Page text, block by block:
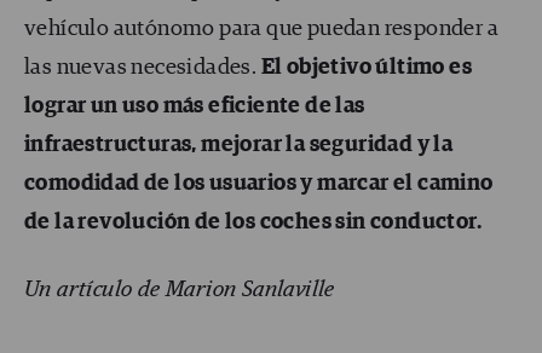
vehículo autónomo para que puedan responder a
las nuevas necesidades. El objetivo último es
lograr un uso más eficiente de las
infraestructuras, mejorar la seguridad y la
comodidad de los usuarios y marcar el camino
de la revolución de los coches sin conductor.
Un artículo de Marion Sanlaville